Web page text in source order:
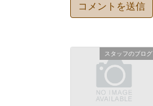
スタッフのブログ